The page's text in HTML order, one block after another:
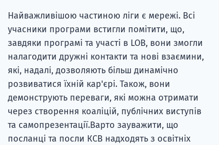
Найважливішою частиною ліги є мережі. Всі
учасники програми встигли помітити, що,
завдяки програмі та участі в LOB, вони змогли
налагодити дружні контакти та нові взаємини,
які, надалі, дозволяють більш динамічно
розвиватися їхній кар'єрі. Також, вони
демонструють переваги, які можна отримати
через створення коаліцій, публічних виступів
та самопрезентації.Варто зауважити, що
посланці та посли КСВ надходять з освітніх